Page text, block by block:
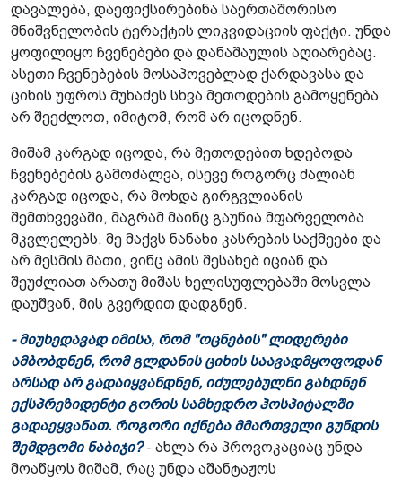
დავალება, დაეფიქსირებინა საერთაშორისო
მნიშვნელობის ტერაქტის ლიკვიდაციის ფაქტი. უნდა
ყოფილიყო ჩვენებები და დანაშაულის აღიარებაც.
ასეთი ჩვენებების მოსაპოვებლად ქარდავასა და
ციხის უფროს მუხაძეს სხვა მეთოდების გამოყენება
არ შეეძლოთ, იმიტომ, რომ არ იცოდნენ.
მიშამ კარგად იცოდა, რა მეთოდებით ხდებოდა
ჩვენებების გამოძალვა, ისევე როგორც ძალიან
კარგად იცოდა, რა მოხდა გირგვლიანის
შემთხვევაში, მაგრამ მაინც გაუწია მფარველობა
მკვლელებს. მე მაქვს ნანახი კასრების საქმეები და
არ მესმის მათი, ვინც ამის შესახებ იციან და
შეუძლიათ არათუ მიშას ხელისუფლებაში მოსვლა
დაუშვან, მის გვერდით დადგნენ.
- მიუხედავად იმისა, რომ "ოცნების" ლიდერები
ამბობდნენ, რომ გლდანის ციხის საავადმყოფოდან
არსად არ გადაიყვანდნენ, იძულებულნი გახდნენ
ექსპრეზიდენტი გორის სამხედრო ჰოსპიტალში
გადაეყვანათ. როგორი იქნება მმართველი გუნდის
შემდგომი ნაბიჯი?- ახლა რა პროვოკაციაც უნდა
მოაწყოს მიშამ, რაც უნდა აშანტაჟოს